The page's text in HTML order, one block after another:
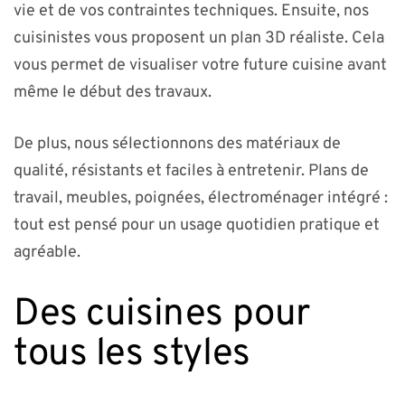
vie et de vos contraintes techniques. Ensuite, nos
cuisinistes vous proposent un plan 3D réaliste. Cela
vous permet de visualiser votre future cuisine avant
même le début des travaux.
De plus, nous sélectionnons des matériaux de
qualité, résistants et faciles à entretenir. Plans de
travail, meubles, poignées, électroménager intégré :
tout est pensé pour un usage quotidien pratique et
agréable.
Des cuisines pour
tous les styles